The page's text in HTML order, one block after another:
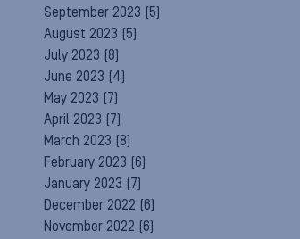
September 2023 (5)
August 2023 (5)
July 2023 (8)
June 2023 (4)
May 2023 (7)
April 2023 (7)
March 2023 (8)
February 2023 (6)
January 2023 (7)
December 2022 (6)
November 2022 (6)